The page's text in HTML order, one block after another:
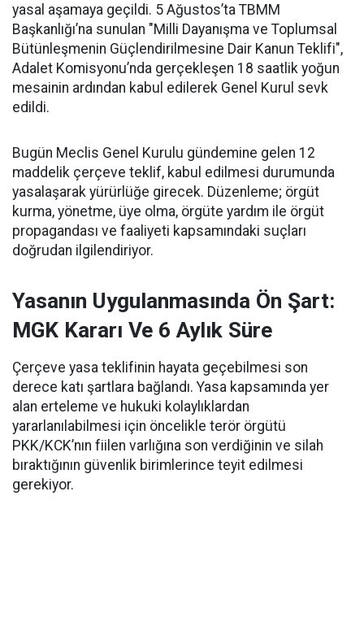
yasal aşamaya geçildi. 5 Ağustos’ta TBMM
Başkanlığı’na sunulan "Milli Dayanışma ve Toplumsal
Bütünleşmenin Güçlendirilmesine Dair Kanun Teklifi",
Adalet Komisyonu’nda gerçekleşen 18 saatlik yoğun
mesainin ardından kabul edilerek Genel Kurul sevk
edildi.
Bugün Meclis Genel Kurulu gündemine gelen 12
maddelik çerçeve teklif, kabul edilmesi durumunda
yasalaşarak yürürlüğe girecek. Düzenleme; örgüt
kurma, yönetme, üye olma, örgüte yardım ile örgüt
propagandası ve faaliyeti kapsamındaki suçları
doğrudan ilgilendiriyor.
Yasanın Uygulanmasında Ön Şart:
MGK Kararı Ve 6 Aylık Süre
Çerçeve yasa teklifinin hayata geçebilmesi son
derece katı şartlara bağlandı. Yasa kapsamında yer
alan erteleme ve hukuki kolaylıklardan
yararlanılabilmesi için öncelikle terör örgütü
PKK/KCK’nın fiilen varlığına son verdiğinin ve silah
bıraktığının güvenlik birimlerince teyit edilmesi
gerekiyor.